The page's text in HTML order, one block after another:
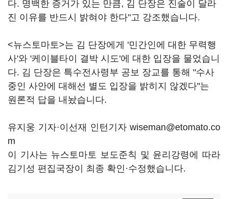
다. 명백한 증거가 있는 만큼, 김 단장은 진술이 달라
진 이유를 반드시 밝혀야 한다"고 강조했습니다.
<뉴스토마토>는 김 단장에게 '민간인에 대한 무력행
사'와 '케이블타이 결박 시도'에 대한 입장을 물었습니
다. 김 단장은 특수전사령부 공보 장교를 통해 "수사
중인 사안에 대해선 별도 입장을 밝히지 않겠다"는
원론적 답을 내놨습니다.
유지웅 기자·이선재 인턴기자 wiseman@etomato.co
m
이 기사는 뉴스토마토 보도준칙 및 윤리강령에 따라
김기성 편집국장이 최종 확인·수정했습니다.